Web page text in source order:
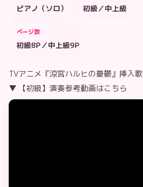
ピアノ（ソロ） 初級／中上級
ページ数
初級8P／中上級9P
TVアニメ『涼宮ハルヒの憂鬱』挿入歌
▼ 【初級】演奏参考動画はこちら